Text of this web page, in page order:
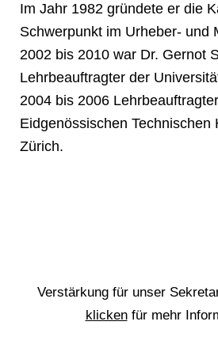
Im Jahr 1982 gründete er die
Schwerpunkt im Urheber- und
2002 bis 2010 war Dr. Gernot
Lehrbeauftragter der
2004 bis 2006
Eidgenössischen Technischen
Zürich.
Verstärkung für unser
klickenfür mehr